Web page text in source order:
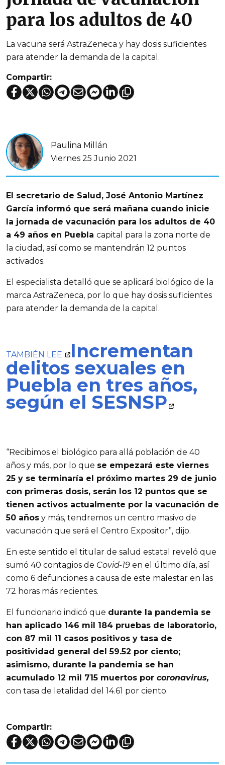
para los adultos de 40
La vacuna será AstraZeneca y hay dosis suficientes
para atender la demanda de la capital.
Compartir:
Paulina Millán
Viernes 25 Junio 2021
El secretario de Salud, José Antonio Martínez
García informó que será mañana cuando inicie
la jornada de vacunación para los adultos de 40
a 49 años en Puebla capital para la zona norte de
la ciudad, así como se mantendrán 12 puntos
activados.
El especialista detalló que se aplicará biológico de la
marca AstraZeneca, por lo que hay dosis suficientes
para atender la demanda de la capital.
TAMBIÉN LEE: Incrementan
delitos sexuales en
Puebla en tres años,
según el SESNSP
“Recibimos el biológico para allá población de 40
años y más, por lo que se empezará este viernes
25 y se terminaría el próximo martes 29 de junio
con primeras dosis, serán los 12 puntos que se
tienen activos actualmente por la vacunación de
50 años y más, tendremos un centro masivo de
vacunación que será el Centro Expositor”, dijo.
En este sentido el titular de salud estatal reveló que
sumó 40 contagios de Covid-19 en el último día, así
como 6 defunciones a causa de este malestar en las
72 horas más recientes.
El funcionario indicó que durante la pandemia se
han aplicado 146 mil 184 pruebas de laboratorio,
con 87 mil 11 casos positivos y tasa de
positividad general del 59.52 por ciento;
asimismo, durante la pandemia se han
acumulado 12 mil 715 muertos por coronavirus,
con tasa de letalidad del 14.61 por ciento.
Compartir: